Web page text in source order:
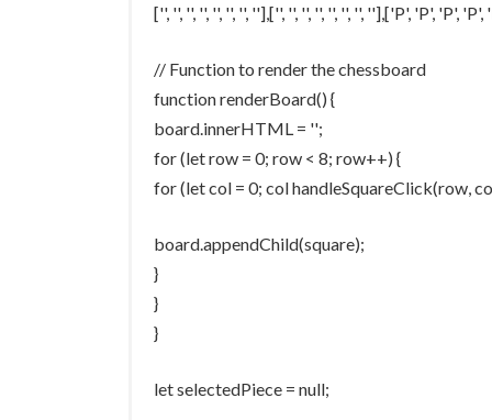
['', '', '', '', '', '', '', ''],['', '', '', '', '', '', '', ''],['P', 'P', 'P',
// Function to render the chessboard
function renderBoard() {
board.innerHTML = '';
for (let row = 0; row < 8; row++) {
for (let col = 0; col handleSquareClick(row,
board.appendChild(square);
}
}
}
let selectedPiece = null;